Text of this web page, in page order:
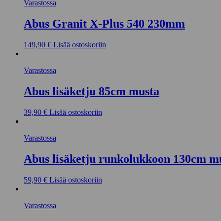
Varastossa
Abus Granit X-Plus 540 230mm
149,90 € Lisää ostoskoriin
Varastossa
Abus lisäketju 85cm musta
39,90 € Lisää ostoskoriin
Varastossa
Abus lisäketju runkolukkoon 130cm
59,90 € Lisää ostoskoriin
Varastossa